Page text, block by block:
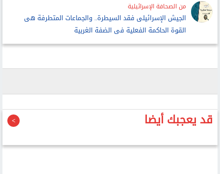
من الصحافة الإسرائيلية
الجيش الإسرائيلى فقد السيطرة.. والجماعات المتطرفة هى
القوة الحاكمة الفعلية فى الضفة الغربية
قد يعجبك أيضا